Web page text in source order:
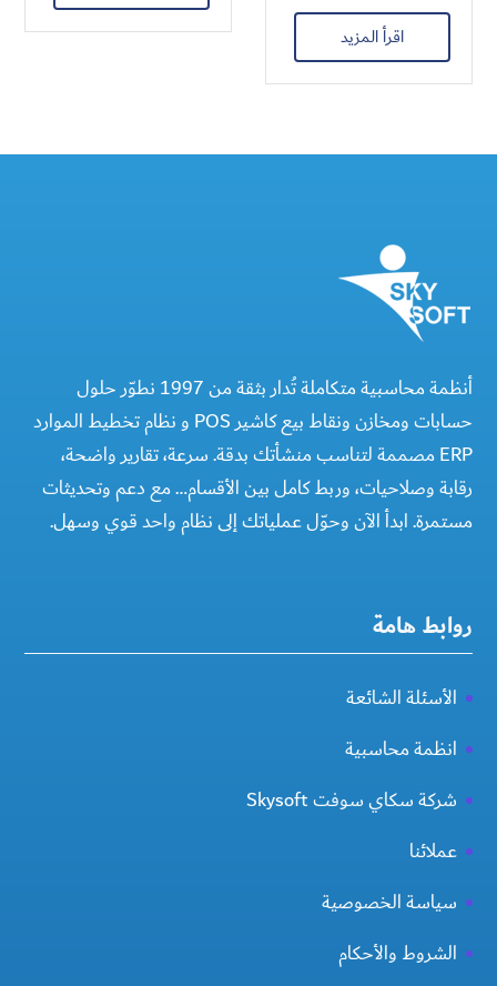
اقرأ المزيد
أنظمة محاسبية متكاملة تُدار بثقة من 1997 نطوّر حلول
حسابات ومخازن ونقاط بيع كاشير POS و نظام تخطيط الموارد
ERP مصممة لتناسب منشأتك بدقة. سرعة، تقارير واضحة،
رقابة وصلاحيات، وربط كامل بين الأقسام… مع دعم وتحديثات
مستمرة. ابدأ الآن وحوّل عملياتك إلى نظام واحد قوي وسهل.
روابط هامة
الأسئلة الشائعة
انظمة محاسبية
شركة سكاي سوفت Skysoft
عملائنا
سياسة الخصوصية
الشروط والأحكام